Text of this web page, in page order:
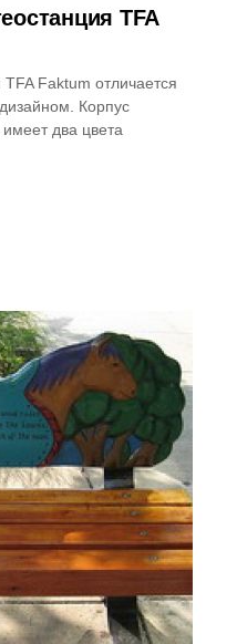
TFA
Faktum отличается
Корпус
два цвета